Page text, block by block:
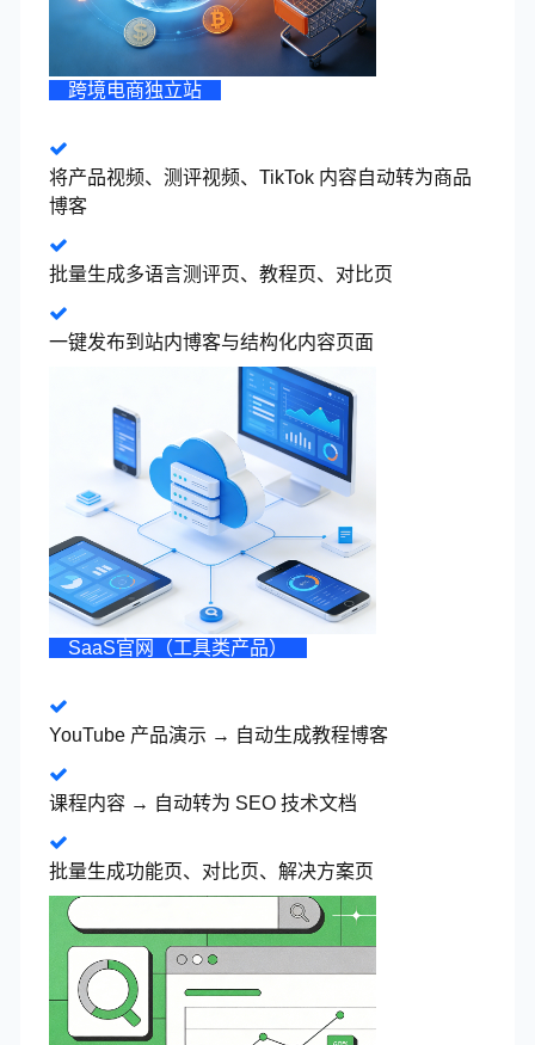
“交付效率至少提升了 5 倍。” 我
队就能交付多个国家的 SEO 项
SaaS 官网增长负责人
“视频终于不只是靠推荐流量活着
了。” 以前视频只有平台流量，现
在每个视频都能自动生成可收录
的博客页面，搜索流量持续在增
长，这是我最满意的一点。
YouTube 内容创作者
“海外询盘质量明显变高，而且很
关键词上开始稳定排名，询盘质
跨境电商独立站
将产品视频、测评视频、TikTok 内容自动转为商品
博客
批量生成多语言测评页、教程页、对比页
一键发布到站内博客与结构化内容页面
SaaS官网（工具类产品）
YouTube 产品演示 → 自动生成教程博客
课程内容 → 自动转为 SEO 技术文档
批量生成功能页、对比页、解决方案页